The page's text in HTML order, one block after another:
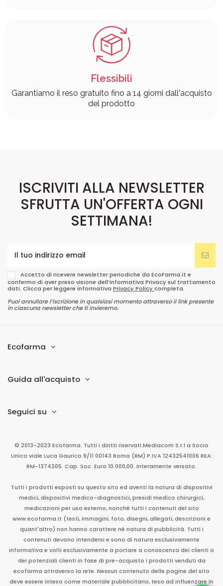
Flessibili
Garantiamo il reso gratuito fino a 14 giorni dall'acquisto
del prodotto
ISCRIVITI ALLA NEWSLETTER
SFRUTTA UN'OFFERTA OGNI
SETTIMANA!
Accetto di ricevere newsletter periodiche da EcoFarma.it e
confermo di aver preso visione dell’informativa Privacy sul trattamento
dati. Clicca per leggere informativa Privacy Policycompleta.
Puoi annullare l’iscrizione in qualsiasi momento attraverso il link presente
in ciascuna newsletter che ti invieremo.
Ecofarma
Guida all'acquisto
Seguici su
© 2013-2023 Ecofarma. Tutti i diritti riservati.Mediacom S.r.l a Socio
Unico viale Luca Gaurico 9/11 00143 Roma (RM) P.IVA 12432541006 REA:
RM-1374205. Cap. Soc. Euro 10.000,00. Interamente versato.
Tutti i prodotti esposti su questo sito ed aventi la natura di dispositivi
medici, dispositivi medico-diagnostici, presidi medico chirurgici,
medicazioni per uso esterno, nonché tutti i contenuti del sito
www.ecofarma.it (testi, immagini, foto, disegni, allegati, descrizioni e
quant'altro) non hanno carattere né natura di pubblicità. Tutti i
contenuti devono intendersi e sono di natura esclusivamente
informativa e volti esclusivamente a portare a conoscenza dei clienti o
dei potenziali clienti in fase di pre-acquisto i prodotti venduti da
ecofarma attraverso la rete. Nessun contenuto delle pagine del sito
deve essere inteso come materiale pubblicitario, teso ad influenzare in